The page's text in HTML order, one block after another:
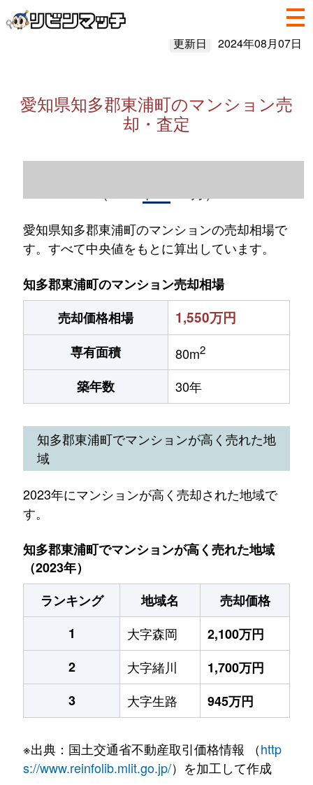
更新日 2024年08月07日
愛知県知多郡東浦町のマンション売
却・査定
愛知県知多郡東浦町のマンションの売却相場で
す。すべて中央値をもとに算出しています。
知多郡東浦町のマンション売却相場
売却価格相場
1,550万円
専有面積 80m2
築年数 30年
知多郡東浦町でマンションが高く売れた地
域
2023年にマンションが高く売却された地域で
す。
知多郡東浦町でマンションが高く売れた地域
（2023年）
ランキング
地域名
売却価格
1
大字森岡
2,100万円
2
大字緒川
1,700万円
3
大字生路 945万円
※出典：国土交通省不動産取引価格情報 （http
s://www.reinfolib.mlit.go.jp/）を加工して作成